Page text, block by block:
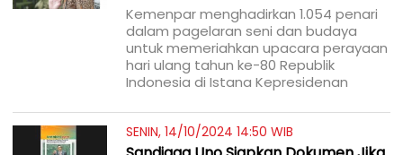
Kemenpar menghadirkan 1.054 penari
dalam pagelaran seni dan budaya
untuk memeriahkan upacara perayaan
hari ulang tahun ke-80 Republik
Indonesia di Istana Kepresidenan
SENIN, 14/10/2024 14:50 WIB